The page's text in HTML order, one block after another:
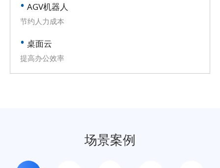
AGV机器人
节约人力成本
桌面云
提高办公效率
场景案例